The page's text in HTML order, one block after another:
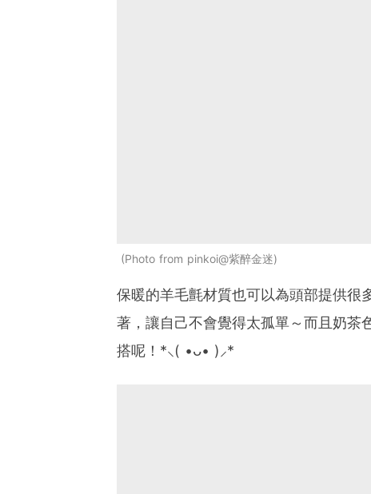
Photo from pinkoi@紫醉金迷
保暖的羊毛氈材質也可以為頭部提供很
著，讓自己不會覺得太孤單～而且奶茶
搭呢！*⸜( •ᴗ• )⸝*